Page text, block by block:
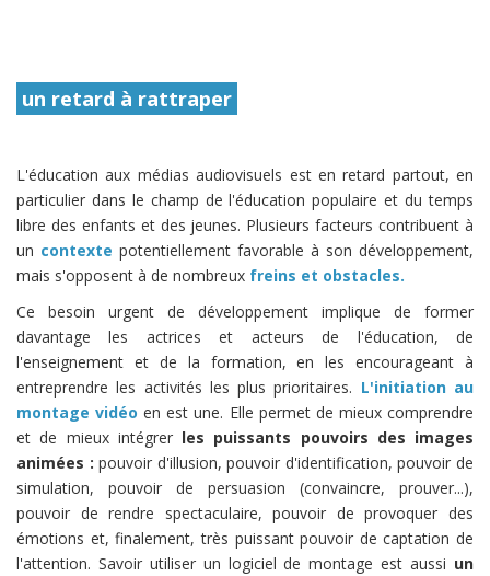
un retard à rattraper
L'éducation aux médias audiovisuels est en retard partout, en
particulier dans le champ de l'éducation populaire et du temps
libre des enfants et des jeunes. Plusieurs facteurs contribuent à
un contexte potentiellement favorable à son développement,
mais s'opposent à de nombreux freins et obstacles.
Ce besoin urgent de développement implique de former
davantage les actrices et acteurs de l'éducation, de
l'enseignement et de la formation, en les encourageant à
entreprendre les activités les plus prioritaires. L'initiation au
montage vidéo en est une. Elle permet de mieux comprendre
et de mieux intégrer les puissants pouvoirs des images
animées : pouvoir d'illusion, pouvoir d'identification, pouvoir de
simulation, pouvoir de persuasion (convaincre, prouver...),
pouvoir de rendre spectaculaire, pouvoir de provoquer des
émotions et, finalement, très puissant pouvoir de captation de
l'attention. Savoir utiliser un logiciel de montage est aussi un